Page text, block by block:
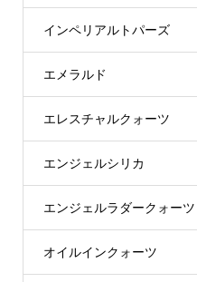
インペリアルトパーズ
エメラルド
エレスチャルクォーツ
エンジェルシリカ
エンジェルラダークォーツ
オイルインクォーツ